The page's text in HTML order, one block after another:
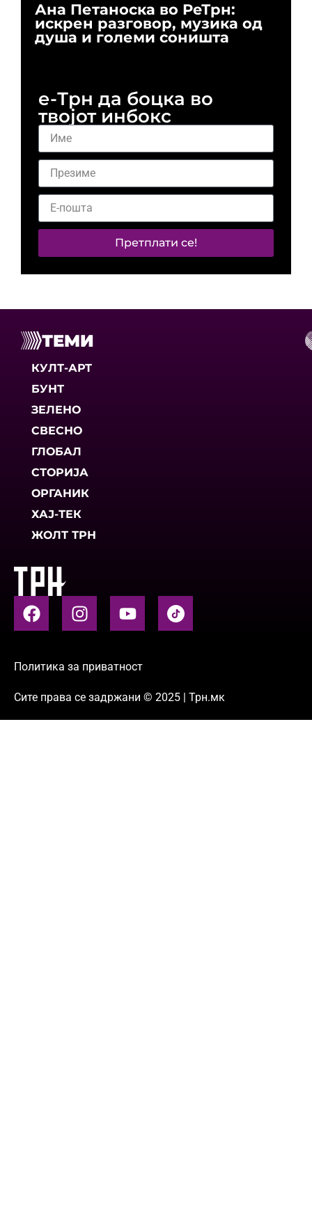
Ана Петаноска во РеТрн:
искрен разговор, музика од
душа и големи соништа
е-Трн да боцка во
твојот инбокс
Претплати се!
ТЕМИ
КУЛТ-АРТ
БУНТ
ЗЕЛЕНО
СВЕСНО
ГЛОБАЛ
СТОРИЈА
ОРГАНИК
ХАЈ-ТЕК
ЖОЛТ ТРН
Политика за приватност
Сите права се задржани © 2025 | Трн.мк